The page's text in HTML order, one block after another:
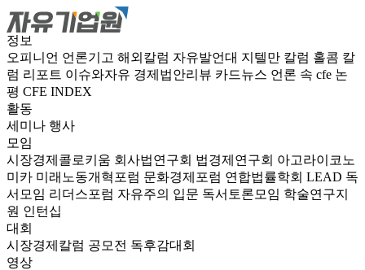
정보
오피니언 언론기고 해외칼럼 자유발언대 지텔만 칼럼 홀콤 칼
럼 리포트 이슈와자유 경제법안리뷰 카드뉴스 언론 속 cfe 논
평 CFE INDEX
활동
세미나 행사
모임
시장경제콜로키움 회사법연구회 법경제연구회 아고라이코노
미카 미래노동개혁포럼 문화경제포럼 연합법률학회 LEAD 독
서모임 리더스포럼 자유주의 입문 독서토론모임 학술연구지
원 인턴십
대회
시장경제칼럼 공모전 독후감대회
영상